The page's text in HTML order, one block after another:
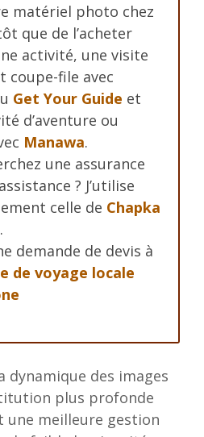
matériel photo chez
que de l’acheter
activité, une visite
coupe-file avec
Get Your Guide et
d’aventure ou
Manawa.
une assurance
? J’utilise
celle de Chapka
.
demande de devis à
de voyage locale
dynamique des images
plus profonde
une meilleure gestion